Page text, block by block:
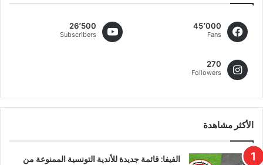
45٬000
Fans
26٬500
Subscribers
270
Followers
الأكثر مشاهدة
الفيفا: قائمة جديدة للأندية التونسية الممنوعة من